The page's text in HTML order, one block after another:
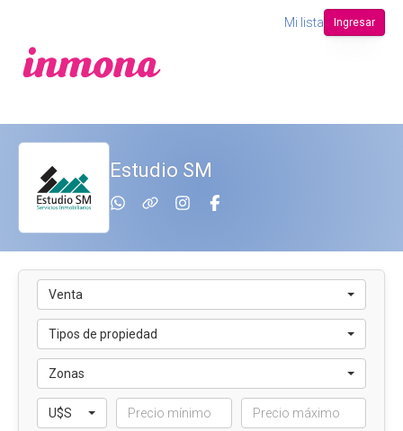
Mi lista Ingresar
Estudio SM
Venta
Tipos de propiedad
Zonas
U$S